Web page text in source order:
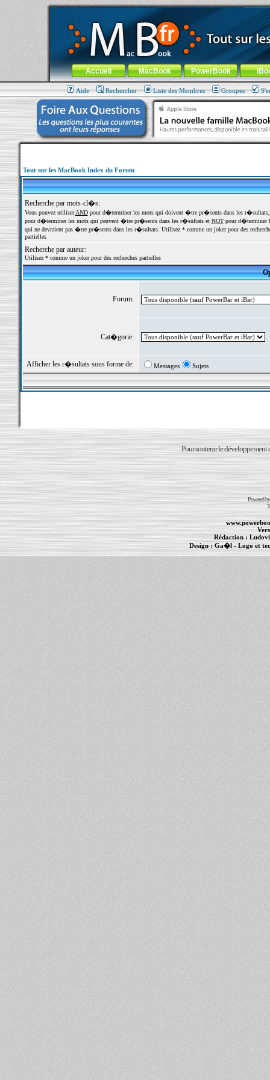
MacBook-fr.com : 100% Apple... 100% nomade !
Aller au contenu-Aller au menu général-Aller au menu de
Menu général
Accueil MacBook PowerBook
Aide Rechercher Liste des Membres Groupes
Tout sur les MacBook Index du Forum
Recherche par mots-cl�s:
Vous pouvez utiliserANDpour d�terminer les mots qui doivent �tre pr�sents dans les
pour d�terminer les mots qui peuvent �tre pr�sents dans les r�sultats et NOTpour d�terminer
qui ne devraient pas �tre pr�sents dans les r�sultats. Utilisez * comme un joker pour des
partielles
Recherche par auteur:
Utilisez * comme un joker pour des recherches partielles
Forum:
Cat�gorie:
Afficher les r�sultats sous forme de: Messages Sujets
Pour soutenir le développement
Powered
Rédaction :
Design : Ga�l- Logo et